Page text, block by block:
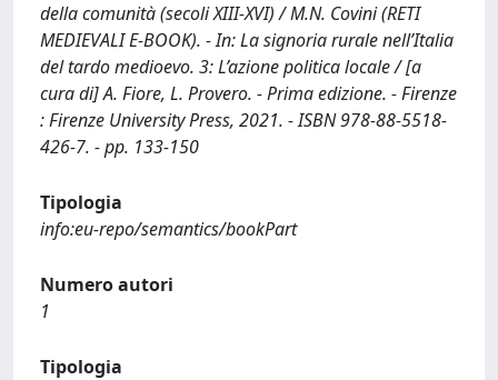
della comunità (secoli XIII-XVI) / M.N. Covini (RETI
MEDIEVALI E-BOOK). - In: La signoria rurale nell’Italia
del tardo medioevo. 3: L’azione politica locale / [a
cura di] A. Fiore, L. Provero. - Prima edizione. - Firenze
: Firenze University Press, 2021. - ISBN 978-88-5518-
426-7. - pp. 133-150
Tipologia
info:eu-repo/semantics/bookPart
Numero autori
1
Tipologia